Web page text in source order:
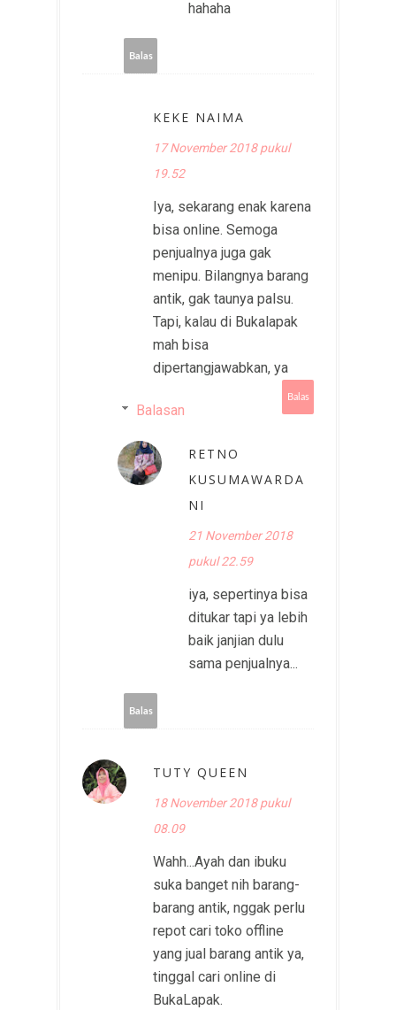
hahaha
Balas
KEKE NAIMA
17 November 2018 pukul
19.52
Iya, sekarang enak karena
bisa online. Semoga
penjualnya juga gak
menipu. Bilangnya barang
antik, gak taunya palsu.
Tapi, kalau di Bukalapak
mah bisa
dipertangjawabkan, ya
Balas
Balasan
RETNO
KUSUMAWARDA
NI
21 November 2018
pukul 22.59
iya, sepertinya bisa
ditukar tapi ya lebih
baik janjian dulu
sama penjualnya...
Balas
TUTY QUEEN
18 November 2018 pukul
08.09
Wahh...Ayah dan ibuku
suka banget nih barang-
barang antik, nggak perlu
repot cari toko offline
yang jual barang antik ya,
tinggal cari online di
BukaLapak.